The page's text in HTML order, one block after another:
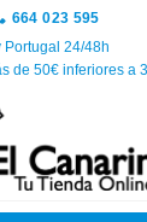
664 023 595
Portugal 24/48h
de 50€ inferiores a